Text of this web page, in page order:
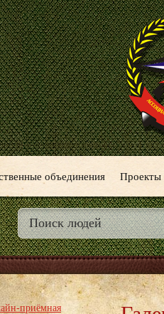
объединения Проекты
приёмная